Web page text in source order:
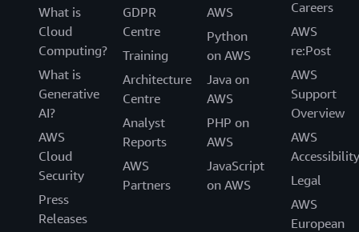
What is
Cloud
Computing?
What is
Generative
AI?
AWS
Cloud
Security
Press
Releases
GDPR
Centre
Training
Architecture
Centre
Analyst
Reports
AWS
Partners
AWS
Python
on AWS
Java on
AWS
PHP on
AWS
JavaScript
on AWS
Careers
AWS
re:Post
AWS
Support
Overview
AWS
Accessibility
Legal
AWS
European